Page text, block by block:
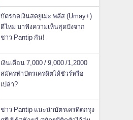
บัตรกดเงินสดยูเมะ พลัส (Umay+)
ดีไหม มาฟังความเห็นสุดปังจาก
ชาว Pantip กัน!
เงินเดือน 7,000 / 9,000 /1,2000
สมัครทำบัตรเครดิตได้ชัวร์หรือ
เปล่า?
ชาว Pantip แนะนำบัตรเครดิตกรุง